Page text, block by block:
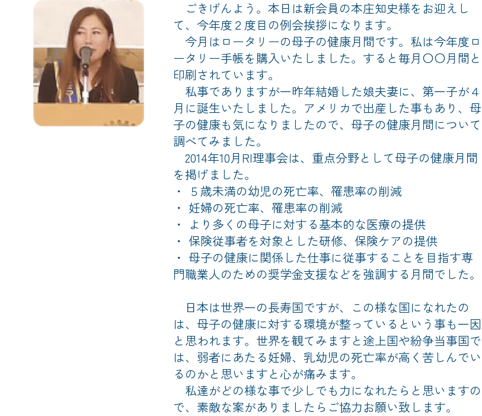
ごきげんよう。本日は新会員の本庄知史様をお迎えし
て、今年度２度目の例会挨拶になります。
今月はロータリーの母子の健康月間です。私は今年度ロ
ータリー手帳を購入いたしました。すると毎月〇〇月間と
印刷されています。
私事でありますが一昨年結婚した娘夫妻に、第一子が４
月に誕生いたしました。アメリカで出産した事もあり、母
子の健康も気になりましたので、母子の健康月間について
調べてみました。
2014年10月RI理事会は、重点分野として母子の健康月間
を掲げました。
・ ５歳未満の幼児の死亡率、罹患率の削減
・ 妊婦の死亡率、罹患率の削減
・ より多くの母子に対する基本的な医療の提供
・ 保険従事者を対象とした研修、保険ケアの提供
・ 母子の健康に関係した仕事に従事することを目指す専
門職業人のための奨学金支援などを強調する月間でした。
日本は世界一の長寿国ですが、この様な国になれたの
は、母子の健康に対する環境が整っているという事も一因
と思われます。世界を観てみますと途上国や紛争当事国で
は、弱者にあたる妊婦、乳幼児の死亡率が高く苦しんでい
るのかと思いますと心が痛みます。
私達がどの様な事で少しでも力になれたらと思いますの
で、素敵な案がありましたらご協力お願い致します。